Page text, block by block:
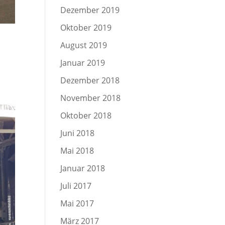
Dezember 2019
Oktober 2019
August 2019
Januar 2019
Dezember 2018
November 2018
Oktober 2018
Juni 2018
Mai 2018
Januar 2018
Juli 2017
Mai 2017
März 2017